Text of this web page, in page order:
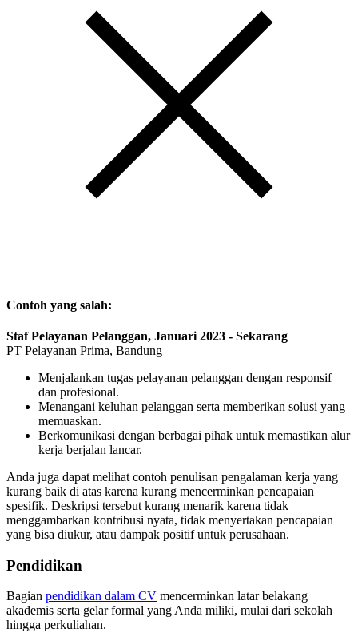
Contoh yang salah:
Staf Pelayanan Pelanggan, Januari 2023 - Sekarang
PT Pelayanan Prima, Bandung
Menjalankan tugas pelayanan pelanggan dengan responsif
dan profesional.
Menangani keluhan pelanggan serta memberikan solusi yang
memuaskan.
Berkomunikasi dengan berbagai pihak untuk memastikan alur
kerja berjalan lancar.
Anda juga dapat melihat contoh penulisan pengalaman kerja yang
kurang baik di atas karena kurang mencerminkan pencapaian
spesifik. Deskripsi tersebut kurang menarik karena tidak
menggambarkan kontribusi nyata, tidak menyertakan pencapaian
yang bisa diukur, atau dampak positif untuk perusahaan.
Pendidikan
Bagian pendidikan dalam CV mencerminkan latar belakang
akademis serta gelar formal yang Anda miliki, mulai dari sekolah
hingga perkuliahan.